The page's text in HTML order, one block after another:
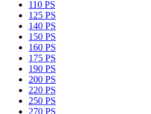
110 PS
125 PS
140 PS
150 PS
160 PS
175 PS
190 PS
200 PS
220 PS
250 PS
270 PS